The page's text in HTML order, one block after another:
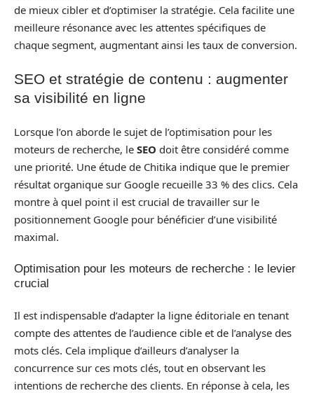
de mieux cibler et d’optimiser la stratégie. Cela facilite une
meilleure résonance avec les attentes spécifiques de
chaque segment, augmentant ainsi les taux de conversion.
SEO et stratégie de contenu : augmenter
sa visibilité en ligne
Lorsque l’on aborde le sujet de l’optimisation pour les
moteurs de recherche, le SEO doit être considéré comme
une priorité. Une étude de Chitika indique que le premier
résultat organique sur Google recueille 33 % des clics. Cela
montre à quel point il est crucial de travailler sur le
positionnement Google pour bénéficier d’une visibilité
maximal.
Optimisation pour les moteurs de recherche : le levier
crucial
Il est indispensable d’adapter la ligne éditoriale en tenant
compte des attentes de l’audience cible et de l’analyse des
mots clés. Cela implique d’ailleurs d’analyser la
concurrence sur ces mots clés, tout en observant les
intentions de recherche des clients. En réponse à cela, les